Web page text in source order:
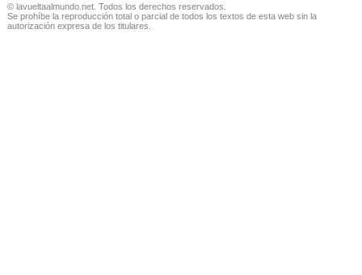
© lavueltaalmundo.net. Todos los derechos reservados.
Se prohíbe la reproducción total o parcial de todos los textos de esta web sin la
autorización expresa de los titulares.